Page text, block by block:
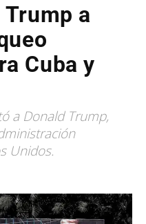
a
Cuba y
a Donald Trump,
Unidos.